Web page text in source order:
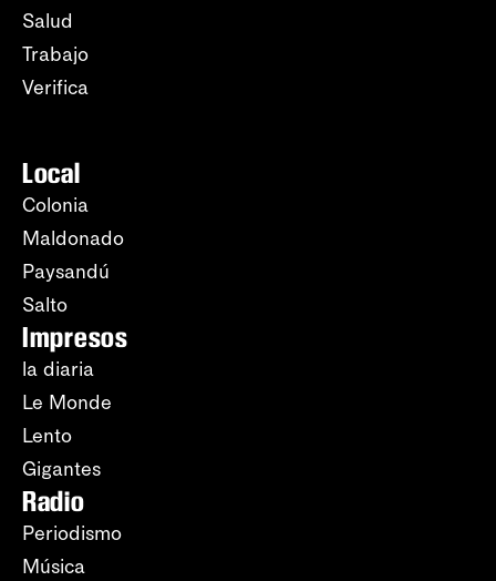
Salud
Trabajo
Verifica
Local
Colonia
Maldonado
Paysandú
Salto
Impresos
la diaria
Le Monde
Lento
Gigantes
Radio
Periodismo
Música